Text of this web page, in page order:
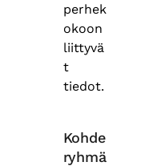
perhek
okoon
liittyvä
t
tiedot.
Kohde
ryhmä